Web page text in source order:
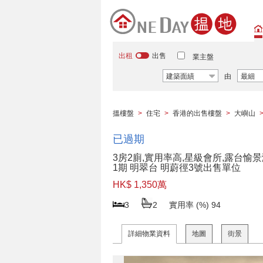
出租 出售 業主盤
建築面績 由 最細
搵樓盤 > 住宅 > 香港的出售樓盤 > 大嶼山 >
已過期
3房2廁,實用率高,星級會所,露台愉
1期 明翠台 明蔚徑3號出售單位
HK$ 1,350萬
3 2 實用率 (%) 94
詳細物業資料 地圖 街景